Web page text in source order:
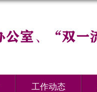
工作动态